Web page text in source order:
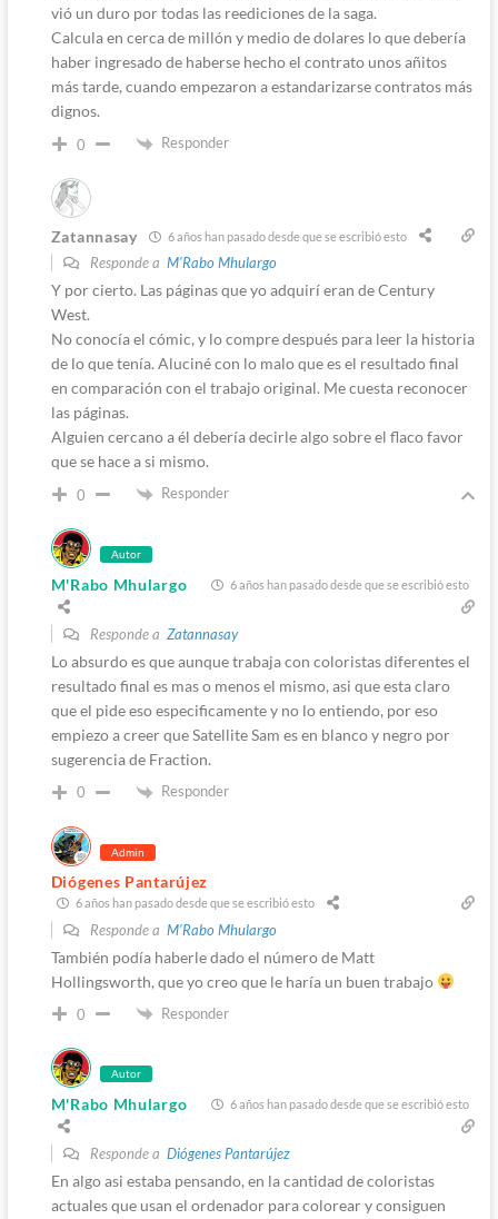
vió un duro por todas las reediciones de la saga.
Calcula en cerca de millón y medio de dolares lo que debería
haber ingresado de haberse hecho el contrato unos añitos
más tarde, cuando empezaron a estandarizarse contratos más
dignos.
0 Responder
Zatannasay 6 años han pasado desde que se escribió esto
Responde a M'Rabo Mhulargo
Y por cierto. Las páginas que yo adquirí eran de Century
West.
No conocía el cómic, y lo compre después para leer la historia
de lo que tenía. Aluciné con lo malo que es el resultado final
en comparación con el trabajo original. Me cuesta reconocer
las páginas.
Alguien cercano a él debería decirle algo sobre el flaco favor
que se hace a si mismo.
0 Responder
Autor
M'Rabo Mhulargo 6 años han pasado desde que se escribió esto
Responde a Zatannasay
Lo absurdo es que aunque trabaja con coloristas diferentes el
resultado final es mas o menos el mismo, asi que esta claro
que el pide eso especificamente y no lo entiendo, por eso
empiezo a creer que Satellite Sam es en blanco y negro por
sugerencia de Fraction.
0 Responder
Admin
Diógenes Pantarújez
6 años han pasado desde que se escribió esto
Responde a M'Rabo Mhulargo
También podía haberle dado el número de Matt
Hollingsworth, que yo creo que le haría un buen trabajo
0 Responder
Autor
M'Rabo Mhulargo 6 años han pasado desde que se escribió esto
Responde a Diógenes Pantarújez
En algo asi estaba pensando, en la cantidad de coloristas
actuales que usan el ordenador para colorear y consiguen